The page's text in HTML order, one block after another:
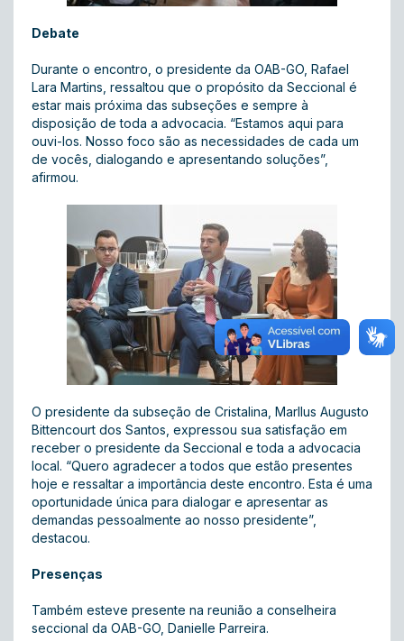
Debate
Durante o encontro, o presidente da OAB-GO, Rafael
Lara Martins, ressaltou que o propósito da Seccional é
estar mais próxima das subseções e sempre à
disposição de toda a advocacia. “Estamos aqui para
ouvi-los. Nosso foco são as necessidades de cada um
de vocês, dialogando e apresentando soluções”,
afirmou.
O presidente da subseção de Cristalina, Marllus Augusto
Bittencourt dos Santos, expressou sua satisfação em
receber o presidente da Seccional e toda a advocacia
local. “Quero agradecer a todos que estão presentes
hoje e ressaltar a importância deste encontro. Esta é uma
oportunidade única para dialogar e apresentar as
demandas pessoalmente ao nosso presidente”,
destacou.
Presenças
Também esteve presente na reunião a conselheira
seccional da OAB-GO, Danielle Parreira.